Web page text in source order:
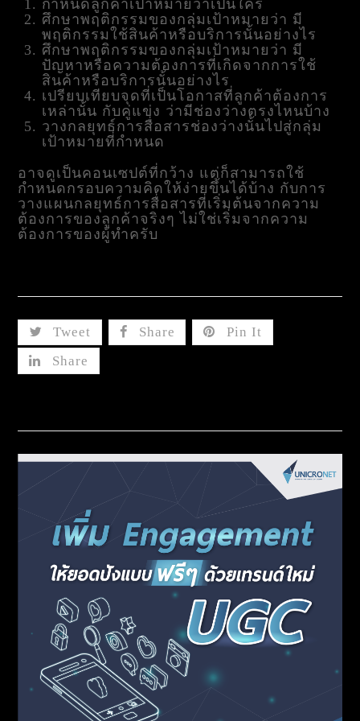
กำหนดลูกค้าเป้าหมายว่าเป็นใคร
ศึกษาพฤติกรรมของกลุ่มเป้าหมายว่า มี
พฤติกรรมใช้สินค้าหรือบริการนั้นอย่างไร
ศึกษาพฤติกรรมของกลุ่มเป้าหมายว่า มี
ปัญหาหรือความต้องการที่เกิดจากการใช้
สินค้าหรือบริการนั้นอย่างไร
เปรียบเทียบจุดที่เป็นโอกาสที่ลูกค้าต้องการ
เหล่านั้น กับคู่แข่ง ว่ามีช่องว่างตรงไหนบ้าง
วางกลยุทธ์การสื่อสารช่องว่างนั้นไปสู่กลุ่ม
เป้าหมายที่กำหนด
อาจดูเป็นคอนเซปต์ที่กว้าง แต่ก็สามารถใช้
กำหนดกรอบความคิดให้ง่ายขึ้นได้บ้าง กับการ
วางแผนกลยุทธ์การสื่อสารที่เริ่มต้นจากความ
ต้องการของลูกค้าจริงๆ ไม่ใช่เริ่มจากความ
ต้องการของผู้ทำครับ
Tweet Share
Pin It
Share